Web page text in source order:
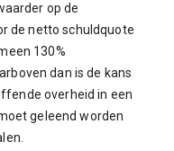
op de
de netto schuldquote
130%
dan is de kans
overheid in een
geleend worden